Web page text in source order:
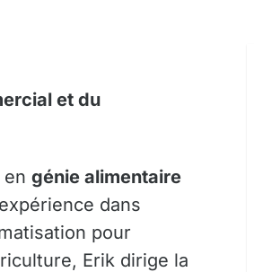
et du
génie alimentaire
dans
pour
Erik dirige la